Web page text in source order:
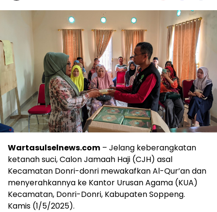
Wartasulselnews.com – Jelang keberangkatan
ketanah suci, Calon Jamaah Haji (CJH) asal
Kecamatan Donri-donri mewakafkan Al-Qur’an dan
menyerahkannya ke Kantor Urusan Agama (KUA)
Kecamatan, Donri-Donri, Kabupaten Soppeng.
Kamis (1/5/2025).